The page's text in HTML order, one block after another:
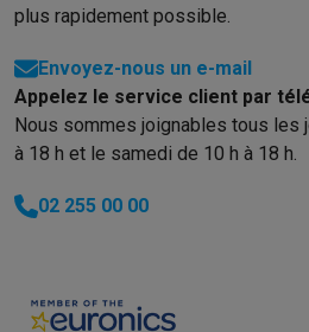
plus rapidement possible.
Envoyez-nous un e-mail
Appelez le service client par
Nous sommes joignables tous les
à 18 h et le samedi de 10 h à 18 h.
02 255 00 00